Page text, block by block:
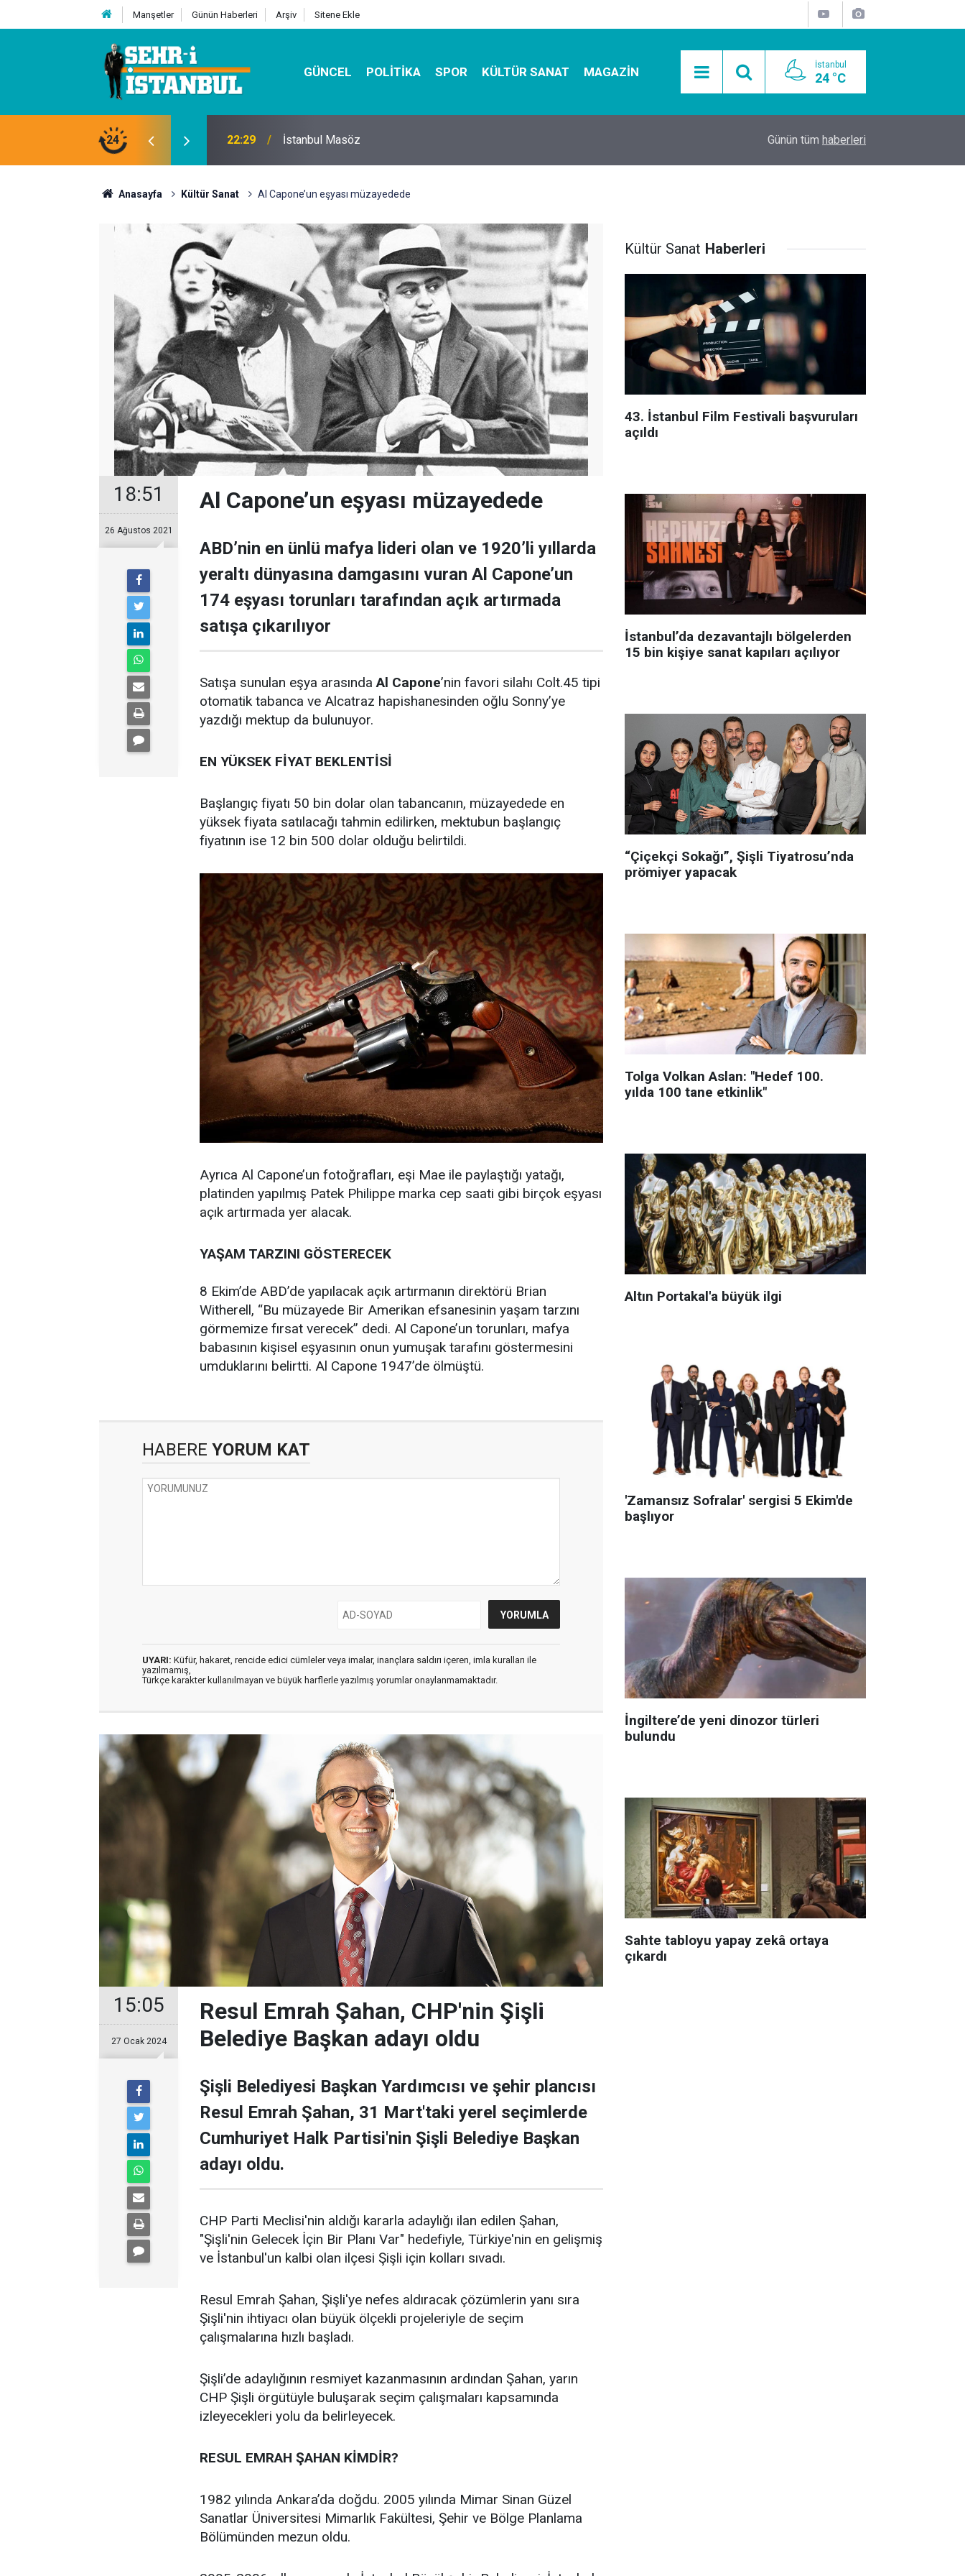
Manşetler Günün Haberleri Arşiv Sitene Ekle
GÜNCEL POLITIKA SPOR KÜLTÜR SANAT MAGAZIN İstanbul
24 °C
24 07:32 Kutu Sihirbazı ile Estetik, Dayanıklı ve Çevre Dostu Ambalaj Mobil Araçlarla Hayır Lokması Dağıtımının
Günün tüm haberleri
Anasayfa Kültür Sanat Al Capone’un eşyası müzayedede
18:51
26 Ağustos 2021
Al Capone’un eşyası müzayedede
ABD’nin en ünlü mafya lideri olan ve 1920’li yıllarda
yeraltı dünyasına damgasını vuran Al Capone’un
174 eşyası torunları tarafından açık artırmada
satışa çıkarılıyor
Satışa sunulan eşya arasında Al Capone’nin favori silahı Colt.45 tipi
otomatik tabanca ve Alcatraz hapishanesinden oğlu Sonny’ye
yazdığı mektup da bulunuyor.
EN YÜKSEK FİYAT BEKLENTİSİ
Başlangıç fiyatı 50 bin dolar olan tabancanın, müzayedede en
yüksek fiyata satılacağı tahmin edilirken, mektubun başlangıç
fiyatının ise 12 bin 500 dolar olduğu belirtildi.
Ayrıca Al Capone’un fotoğrafları, eşi Mae ile paylaştığı yatağı,
platinden yapılmış Patek Philippe marka cep saati gibi birçok eşyası
açık artırmada yer alacak.
YAŞAM TARZINI GÖSTERECEK
8 Ekim’de ABD’de yapılacak açık artırmanın direktörü Brian
Witherell, “Bu müzayede Bir Amerikan efsanesinin yaşam tarzını
görmemize fırsat verecek” dedi. Al Capone’un torunları, mafya
babasının kişisel eşyasının onun yumuşak tarafını göstermesini
umduklarını belirtti. Al Capone 1947’de ölmüştü.
HABERE YORUM KAT
UYARI: Küfür, hakaret, rencide edici cümleler veya imalar, inançlara saldırı içeren, imla kuralları ile
yazılmamış,
Türkçe karakter kullanılmayan ve büyük harflerle yazılmış yorumlar onaylanmamaktadır.
15:05
27 Ocak 2024
Resul Emrah Şahan, CHP'nin Şişli
Belediye Başkan adayı oldu
Şişli Belediyesi Başkan Yardımcısı ve şehir plancısı
Resul Emrah Şahan, 31 Mart'taki yerel seçimlerde
Cumhuriyet Halk Partisi'nin Şişli Belediye Başkan
adayı oldu.
CHP Parti Meclisi'nin aldığı kararla adaylığı ilan edilen Şahan,
"Şişli'nin Gelecek İçin Bir Planı Var" hedefiyle, Türkiye'nin en gelişmiş
ve İstanbul'un kalbi olan ilçesi Şişli için kolları sıvadı.
Resul Emrah Şahan, Şişli'ye nefes aldıracak çözümlerin yanı sıra
Şişli'nin ihtiyacı olan büyük ölçekli projeleriyle de seçim
çalışmalarına hızlı başladı.
Şişli’de adaylığının resmiyet kazanmasının ardından Şahan, yarın
CHP Şişli örgütüyle buluşarak seçim çalışmaları kapsamında
izleyecekleri yolu da belirleyecek.
RESUL EMRAH ŞAHAN KİMDİR?
1982 yılında Ankara’da doğdu. 2005 yılında Mimar Sinan Güzel
Sanatlar Üniversitesi Mimarlık Fakültesi, Şehir ve Bölge Planlama
Bölümünden mezun oldu.
Kültür Sanat Haberleri
43. İstanbul Film Festivali başvuruları
açıldı
İstanbul’da dezavantajlı bölgelerden
15 bin kişiye sanat kapıları açılıyor
“Çiçekçi Sokağı”, Şişli Tiyatrosu’nda
prömiyer yapacak
Tolga Volkan Aslan: "Hedef 100.
yılda 100 tane etkinlik"
Altın Portakal'a büyük ilgi
'Zamansız Sofralar' sergisi 5 Ekim'de
başlıyor
İngiltere’de yeni dinozor türleri
bulundu
Sahte tabloyu yapay zekâ ortaya
çıkardı